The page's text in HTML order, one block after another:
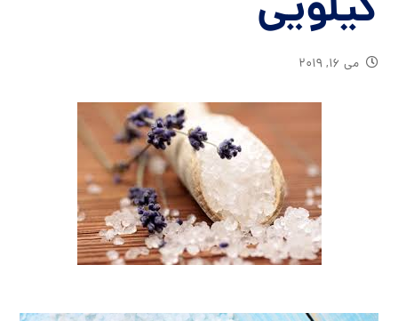
می ۱۶, ۲۰۱۹